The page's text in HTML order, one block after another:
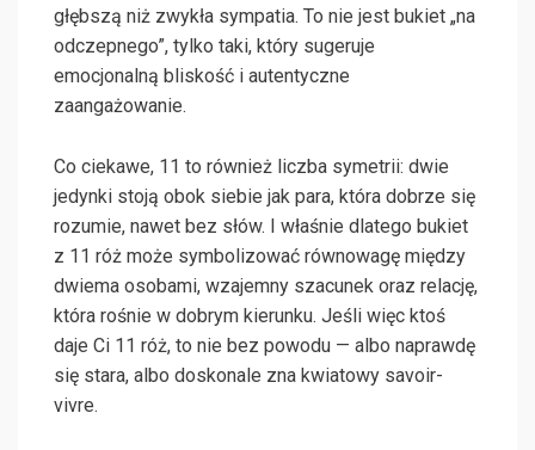
głębszą niż zwykła sympatia. To nie jest bukiet „na
odczepnego”, tylko taki, który sugeruje
emocjonalną bliskość i autentyczne
zaangażowanie.
Co ciekawe, 11 to również liczba symetrii: dwie
jedynki stoją obok siebie jak para, która dobrze się
rozumie, nawet bez słów. I właśnie dlatego bukiet
z 11 róż może symbolizować równowagę między
dwiema osobami, wzajemny szacunek oraz relację,
która rośnie w dobrym kierunku. Jeśli więc ktoś
daje Ci 11 róż, to nie bez powodu — albo naprawdę
się stara, albo doskonale zna kwiatowy savoir-
vivre.